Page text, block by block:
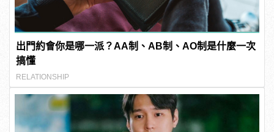
出門約會你是哪一派？AA制、AB制、AO制是什麼一次
搞懂
RELATIONSHIP